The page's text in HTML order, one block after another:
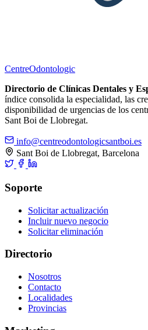
CentreOdontologic
Directorio de Clínicas Dentales y
índice consolida la especialidad, las
disponibilidad de urgencias de los
Sant Boi de Llobregat.
info@centreodontologicsantboi.es
Sant Boi de Llobregat, Barcelona
Soporte
Solicitar actualización
Incluir nuevo negocio
Solicitar eliminación
Directorio
Nosotros
Contacto
Localidades
Provincias